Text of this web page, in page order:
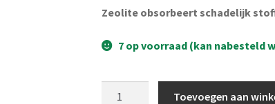
Zeolite obsorbeert schadelijk
7 op voorraad (kan nabesteld
Toevoegen aan